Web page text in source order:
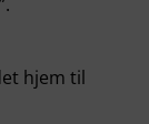
hjem til